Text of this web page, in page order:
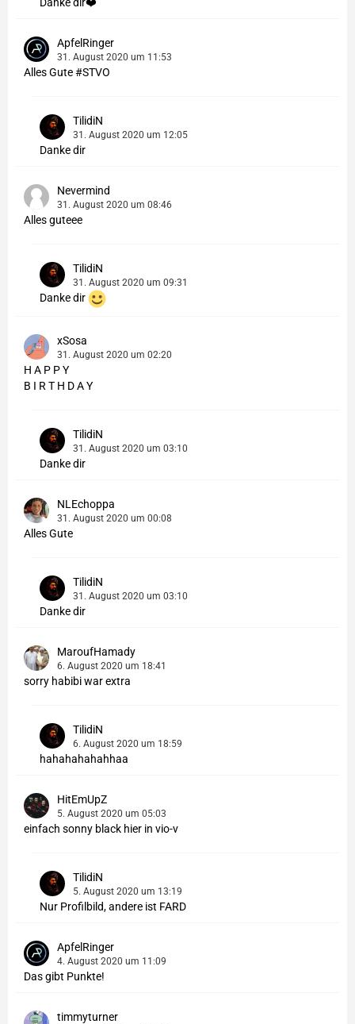
ApfelRinger
31. August 2020 um 11:53
Alles Gute #STVO
TilidiN
31. August 2020 um 12:05
Danke dir
Nevermind
31. August 2020 um 08:46
Alles guteee
TilidiN
31. August 2020 um 09:31
Danke dir
xSosa
31. August 2020 um 02:20
H A P P Y
B I R T H D A Y
TilidiN
31. August 2020 um 03:10
Danke dir
NLEchoppa
31. August 2020 um 00:08
Alles Gute
TilidiN
31. August 2020 um 03:10
Danke dir
MaroufHamady
6. August 2020 um 18:41
sorry habibi war extra
TilidiN
6. August 2020 um 18:59
hahahahahahhaa
HitEmUpZ
5. August 2020 um 05:03
einfach sonny black hier in vio-v
TilidiN
5. August 2020 um 13:19
Nur Profilbild, andere ist FARD
ApfelRinger
4. August 2020 um 11:09
Das gibt Punkte!
timmyturner